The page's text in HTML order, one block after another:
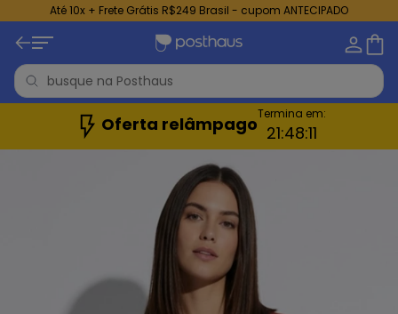
Até 10x + Frete Grátis R$249 Brasil - cupom ANTECIPADO
Oferta relâmpagoTermina em:
21:48:09